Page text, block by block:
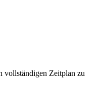
vollständigen Zeitplan zu